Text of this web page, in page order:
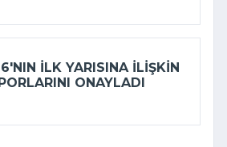
ILK YARISINA ILIŞKIN
ONAYLADI